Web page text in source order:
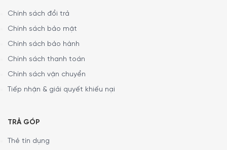
Chính sách đổi trả
Chính sách bảo mật
Chính sách bảo hành
Chính sách thanh toán
Chính sách vận chuyển
Tiếp nhận & giải quyết khiếu nại
TRẢ GÓP
Thẻ tín dụng